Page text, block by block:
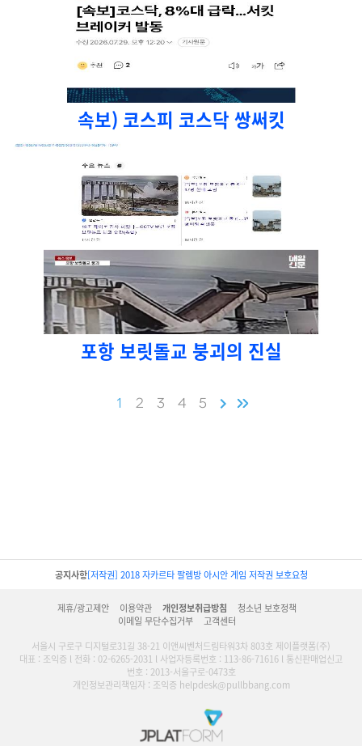
속보) 코스피 코스닥 쌍써킷
포항 보릿돌교 붕괴의 진실
1 2 3 4 5
공지사항[저작권] 2018 자카르타 팔렘방 아시안 게임 저작권 보호요청
제휴/광고제안 이용약관 개인정보취급방침
청소년 보호정책
이메일 무단수집거부
고객센터
서울시 구로구 디지털로31길 38-21 이앤씨벤처드림타워3차 803호 제이플랫폼(주)
대표 : 조익증 l 전화 : 02-6265-2031 l 사업자등록번호 : 113-86-71616 l 통신판매업신고
번호 : 2013-서울구로-0473호
개인정보관리책임자 : 조익증 helpdesk@pullbbang.com